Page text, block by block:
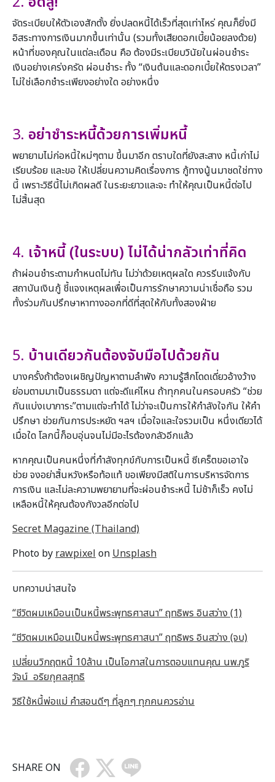
จัดระเบียบให้ตัวเองสักตั้ง ยิ่งปลดหนี้ได้เร็วที่สุดเท่าไหร่ คุณก็ยิ่งมี
อิสระทางการเงินมากขึ้นเท่านั้น (รวมทั้งเสียดอกเบี้ยน้อยลงด้วย)
หน้าที่ของคุณในแต่ละเดือน คือ ต้องมีระเบียบวินัยในผ่อนชำระ
เงินอย่างเคร่งครัด ผ่อนชำระ ทั้ง “เงินต้นและดอกเบี้ยให้ตรงเวลา”
ไม่ใช่เลือกชำระเพียงอย่างใด อย่างหนึ่ง
3. อย่าชำระหนี้ด้วยการเพิ่มหนี้
พยายามไม่ก่อหนี้ใหม่ๆตาม ขึ้นมาอีก ตราบใดที่ยังสะสาง หนี้เก่าไม่
เรียบร้อย และขอ ให้เปลี่ยนความคิดเรื่องการ กู้ทางนู้นมาชดใช่ทาง
นี้ เพราะวิธีนี้ไม่เกิดผลดี ในระยะยาวและจะ ทำให้คุณเป็นหนี้ต่อไป
ไม่สิ้นสุด
4. เจ้าหนี้ (ในระบบ) ไม่ได้น่ากลัวเท่าที่คิด
ถ้าผ่อนชำระตามกำหนดไม่ทัน ไม่ว่าด้วยเหตุผลใด ควรรีบแจ้งกับ
สถาบันเงินกู้ ชี้แจงเหตุผลเพื่อเป็นการรักษาความน่าเชื่อถือ รวม
ทั้งร่วมกันปรึกษาหาทางออกที่ดีที่สุดให้กับทั้งสองฝ่าย
5. บ้านเดียวกันต้องจับมือไปด้วยกัน
บางครั้งถ้าต้องเผชิญปัญหาตามลำพัง ความรู้สึกโดดเดี่ยวอ้างว้าง
ย่อมตามมาเป็นธรรมดา แต่จะดีแค่ไหน ถ้าทุกคนในครอบครัว “ช่วย
กันแบ่งเบาภาระ”ตามแต่จะทำได้ ไม่ว่าจะเป็นการให้กำลังใจกัน ให้คำ
ปรึกษา ช่วยกันการประหยัด ฯลฯ เมื่อใจและใจรวมเป็น หนึ่งเดียวได้
เมื่อใด โลกนี้ก็อบอุ่นจนไม่มีอะไรต้องกลัวอีกแล้ว
หากคุณเป็นคนหนึ่งที่กำลังทุกข์กับการเป็นหนี้ ซีเคร็ตขอเอาใจ
ช่วย จงอย่าสิ้นหวังหรือท้อแท้ ขอเพียงมีสติในการบริหารจัดการ
การเงิน และไม่ละความพยายามที่จะผ่อนชำระหนี้ ไม่ช้าก็เร็ว คงไม่
เหลือหนี้ให้คุณต้องกังวลอีกต่อไป
Secret Magazine (Thailand)
Photo by rawpixel on Unsplash
บทความน่าสนใจ
“ชีวิตผมเหมือนเป็นหนี้พระพุทธศาสนา” ฤทธิพร อินสว่าง (1)
“ชีวิตผมเหมือนเป็นหนี้พระพุทธศาสนา” ฤทธิพร อินสว่าง (จบ)
เปลี่ยนวิกฤตหนี้ 10ล้าน เป็นโอกาสในการตอบแทนคุณ นพ.ภูริ
วัจน์ อริยกุศลสุทธิ
วิธีใช้หนี้พ่อแม่ คำสอนดีๆ ที่ลูกๆ ทุกคนควรอ่าน
SHARE ON